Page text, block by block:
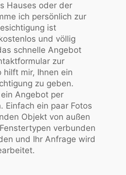
Hauses oder der
ich persönlich zur
ist
und völlig
schnelle Angebot
zur
hilft mir, Ihnen ein
zu geben.
Angebot per
Einfach ein paar Fotos
Objekt von außen
verbunden
und Ihr Anfrage wird